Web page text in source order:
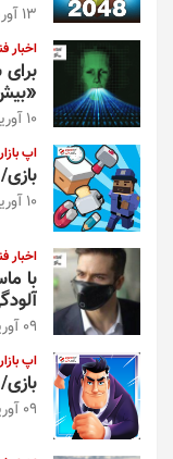
13 آوریل 2024
اخبار
10 آوریل 2024
اپ بازار
بازی/ Hide.io؛ از چشم بقیه پنهان شوید
10 آوریل 2024
اخبار
با
09 آوریل 2024
اپ بازار
بازی/ Agent Dash؛ سکه‌ها را جمع کنید
09 آوریل 2024